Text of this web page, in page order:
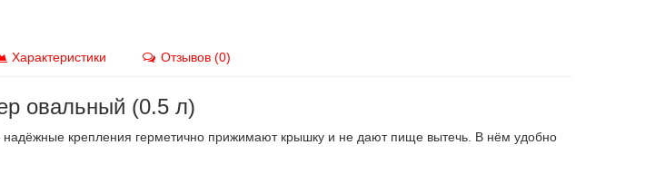
Характеристики Отзывов (0)
овальный (0.5 л)
крепления герметично прижимают крышку и не дают пище вытечь. В нём удобно